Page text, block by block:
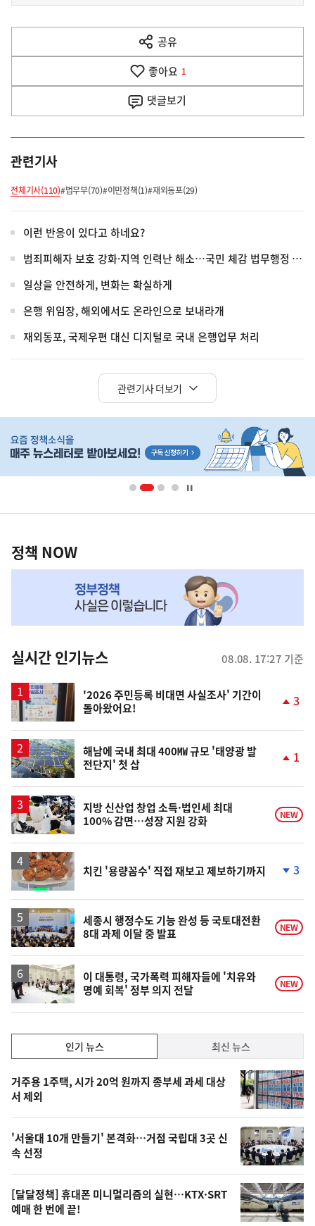
전
다
음
공유
열
기
좋아요 1
댓글보기
관련기사
전체기사(110)#법무부(70)#이민정책(1)#재외동포(29)
이런 반응이 있다고 하네요?
범죄피해자 보호 강화·지역 인력난 해소…국민 체감 법무행정 혁신
일상을 안전하게, 변화는 확실하게
은행 위임장, 해외에서도 온라인으로 보내라개
재외동포, 국제우편 대신 디지털로 국내 은행업무 처리
관련기사 더보기
단
영
책
NOW,
뉴
스
정책 NOW
실시간 인기뉴스 08.08. 17:27 기준
'2026 주민등록 비대면 사실조사' 기간이
돌아왔어요!
상
3
해남에 국내 최대 400㎿ 규모 '태양광 발
전단지' 첫 삽
상
승
1
지방 신산업 창업 소득·법인세 최대
100% 감면…성장 지원 강화
NEW
치킨 '용량꼼수' 직접 재보고 제보하기까지
하
락
3
세종시 행정수도 기능 완성 등 국토대전환
8대 과제 이달 중 발표
NEW
이 대통령, 국가폭력 피해자들에 '치유와
명예 회복' 정부 의지 전달
NEW
기,
최
신,
오
늘
의
영
상
인기 뉴스 최신 뉴스
기
뉴
스
거주용 1주택, 시가 20억 원까지 종부세 과세 대상
서 제외
'서울대 10개 만들기' 본격화…거점 국립대 3곳 신
속 선정
[달달정책] 휴대폰 미니멀리즘의 실현…KTX·SRT
예매 한 번에 끝!